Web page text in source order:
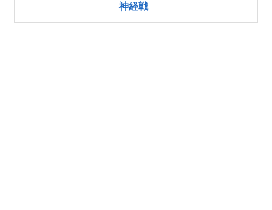
神経戦